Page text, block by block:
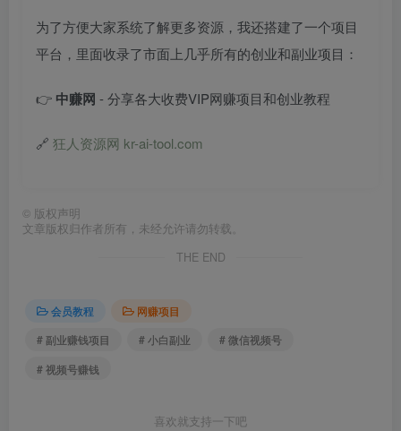
为了方便大家系统了解更多资源，我还搭建了一个项目
平台，里面收录了市面上几乎所有的创业和副业项目：
👉 中赚网 - 分享各大收费VIP网赚项目和创业教程
🔗 狂人资源网 kr-ai-tool.com
© 版权声明
文章版权归作者所有，未经允许请勿转载。
THE END
会员教程
网赚项目
# 副业赚钱项目
# 小白副业
# 微信视频号
# 视频号赚钱
喜欢就支持一下吧